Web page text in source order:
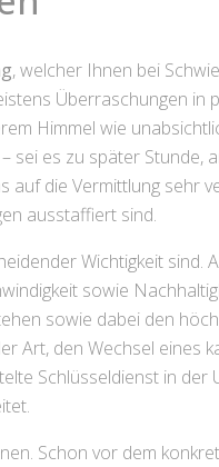
, welcher Ihnen bei
Überraschungen in
Himmel wie
sei es zu später Stunde,
auf die Vermittlung sehr
ausstaffiert sind.
Wichtigkeit sind.
sowie
sowie dabei den
Art, den Wechsel eines
Schlüsseldienst in der
Schon vor dem